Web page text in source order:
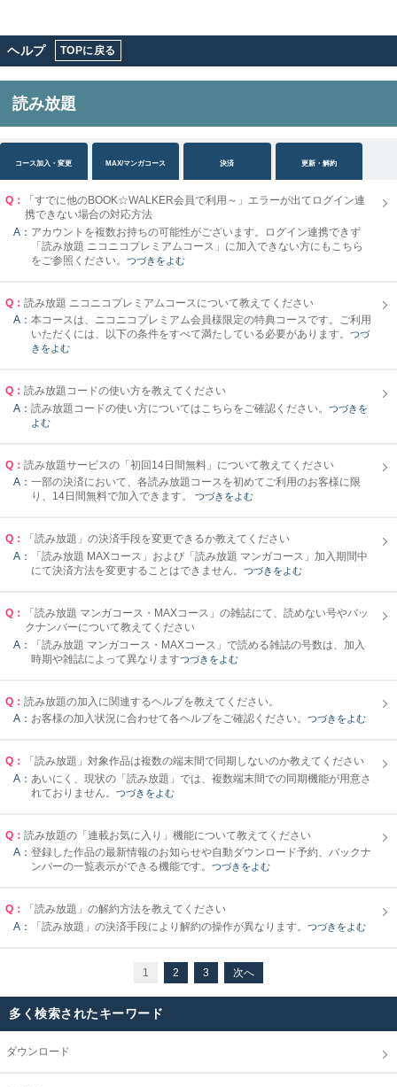
ヘルプ TOPに戻る
読み放題
コース加入・変更 MAX/マンガコース 決済 更新・解約
Q：
「すでに他のBOOK☆WALKER会員で利用～」エラーが出てログイン連
携できない場合の対応方法
A： アカウントを複数お持ちの可能性がございます。ログイン連携できず
「読み放題 ニコニコプレミアムコース」に加入できない方にもこちら
をご参照ください。 つづきをよむ
Q： 読み放題 ニコニコプレミアムコースについて教えてください
A： 本コースは、ニコニコプレミアム会員様限定の特典コースです。ご利用
いただくには、以下の条件をすべて満たしている必要があります。 つづ
きをよむ
Q： 読み放題コードの使い方を教えてください
A： 読み放題コードの使い方についてはこちらをご確認ください。 つづきを
よむ
Q： 読み放題サービスの「初回14日間無料」について教えてください
A： 一部の決済において、各読み放題コースを初めてご利用のお客様に限
り、14日間無料で加入できます。 つづきをよむ
Q：
「読み放題」の決済手段を変更できるか教えてください
A：
「読み放題 MAXコース」および「読み放題 マンガコース」加入期間中
にて決済方法を変更することはできません。 つづきをよむ
Q：
「読み放題 マンガコース・MAXコース」の雑誌にて、読めない号やバッ
クナンバーについて教えてください
A：
「読み放題 マンガコース・MAXコース」で読める雑誌の号数は、加入
時期や雑誌によって異なりますつづきをよむ
Q： 読み放題の加入に関連するヘルプを教えてください。
A： お客様の加入状況に合わせて各ヘルプをご確認ください。 つづきをよむ
Q：
「読み放題」対象作品は複数の端末間で同期しないのか教えてください
A： あいにく、現状の「読み放題」では、複数端末間での同期機能が用意さ
れておりません。 つづきをよむ
Q： 読み放題の「連載お気に入り」機能について教えてください
A： 登録した作品の最新情報のお知らせや自動ダウンロード予約、バックナ
ンバーの一覧表示ができる機能です。 つづきをよむ
Q：
「読み放題」の解約方法を教えてください
A：
「読み放題」の決済手段により解約の操作が異なります。 つづきをよむ
1 2 3 次へ
多く検索されたキーワード
ダウンロード